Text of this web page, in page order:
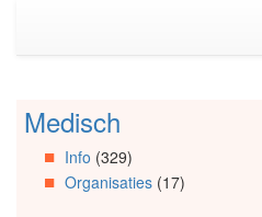
Spring
Artikels
Spring
Medisch
Info (329)
Organisaties(17)